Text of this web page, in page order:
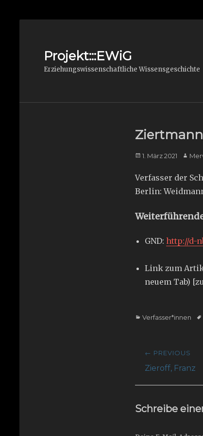
Projekt:::EWiG
Erziehungswissenschaftliche Wissensgeschichte
Posted
1. März 2021 Author
Verfasser der
Berlin:
GND: http://d-
Link zum
neuem Tab)
Categories
Verfasser*innen
← PREVIOUS
Previous
Zieroff, Franz
Schreibe